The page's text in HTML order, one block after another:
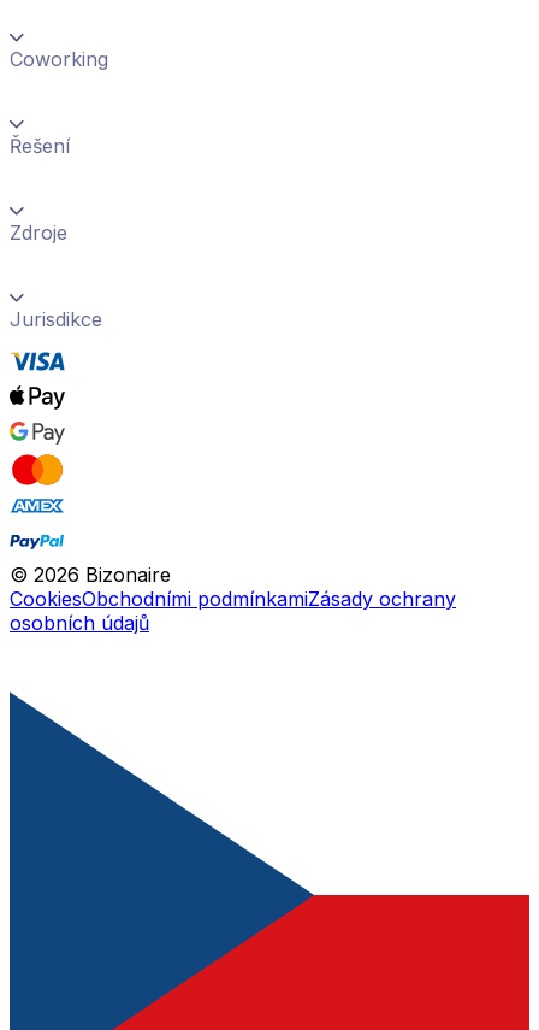
Coworking
Řešení
Zdroje
Jurisdikce
© 2026 Bizonaire
CookiesObchodními podmínkamiZásady ochrany
osobních údajů